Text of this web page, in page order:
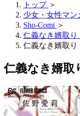
トップ ＞
少女・女性マン
Sho-Comi ＞
仁義なき婿取り
仁義なき婿取り
仁義なき婿取